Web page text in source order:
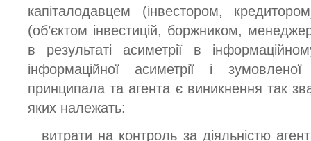
капіталодавцем (інвестором,
(об’єктом інвестицій, боржником,
в результаті асиметрії в
інформаційної асиметрії і
принципала та агента є виникнення так
яких належать:
витрати на контроль за діяльністю